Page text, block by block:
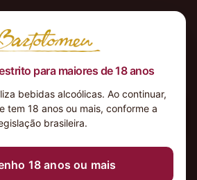
para maiores de 18 anos
bebidas alcoólicas. Ao continuar,
tem 18 anos ou mais, conforme a
brasileira.
18 anos ou mais